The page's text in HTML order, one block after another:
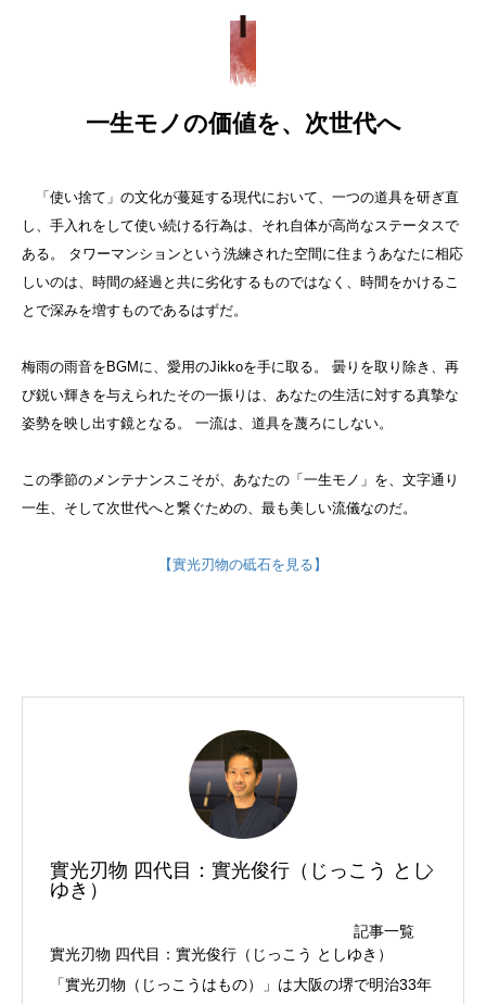
一生モノの価値を、次世代へ
「使い捨て」の文化が蔓延する現代において、一つの道具を研ぎ直
し、手入れをして使い続ける行為は、それ自体が高尚なステータスで
ある。 タワーマンションという洗練された空間に住まうあなたに相応
しいのは、時間の経過と共に劣化するものではなく、時間をかけるこ
とで深みを増すものであるはずだ。
梅雨の雨音をBGMに、愛用のJikkoを手に取る。 曇りを取り除き、再
び鋭い輝きを与えられたその一振りは、あなたの生活に対する真摯な
姿勢を映し出す鏡となる。 一流は、道具を蔑ろにしない。
この季節のメンテナンスこそが、あなたの「一生モノ」を、文字通り
一生、そして次世代へと繋ぐための、最も美しい流儀なのだ。
【實光刃物の砥石を見る】
實光刃物 四代目：實光俊行（じっこう とし
ゆき）
記事一覧
實光刃物 四代目：實光俊行（じっこう としゆき）
「實光刃物（じっこうはもの）」は大阪の堺で明治33年